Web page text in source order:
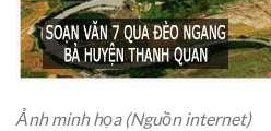
Ảnh minh họa (Nguồn internet)